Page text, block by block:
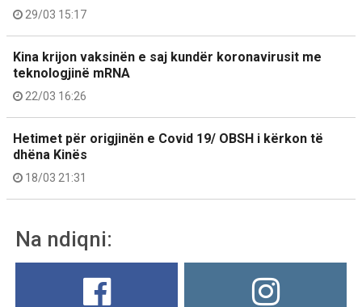
29/03 15:17
Kina krijon vaksinën e saj kundër koronavirusit me
teknologjinë mRNA
22/03 16:26
Hetimet për origjinën e Covid 19/ OBSH i kërkon të
dhëna Kinës
18/03 21:31
Na ndiqni: